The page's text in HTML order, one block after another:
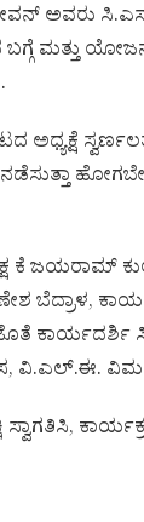
ಅವರು
ಮತ್ತು
ಅಧ್ಯಕ್ಷೆ
ಕೆ ಜಯರಾಮ್
ಬೆದ್ರಾಳ,
ಜೊತೆ
ವಿ.ಎಲ್.ಈ.
ಸ್ವಾಗತಿಸಿ,